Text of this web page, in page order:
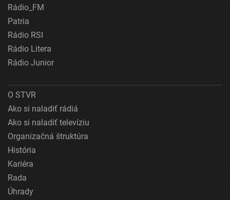
Rádio_FM
Patria
Rádio RSI
Rádio Litera
Rádio Junior
O STVR
Ako si naladiť rádiá
Ako si naladiť televíziu
Organizačná štruktúra
História
Kariéra
Rada
Úhrady